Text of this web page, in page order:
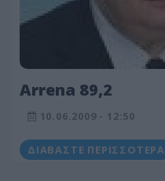
Arrena 89,2
10.06.2009 - 12:50
ΔΙΑΒΆΣΤΕ ΠΕΡΙΣΣΌΤΕΡΑ